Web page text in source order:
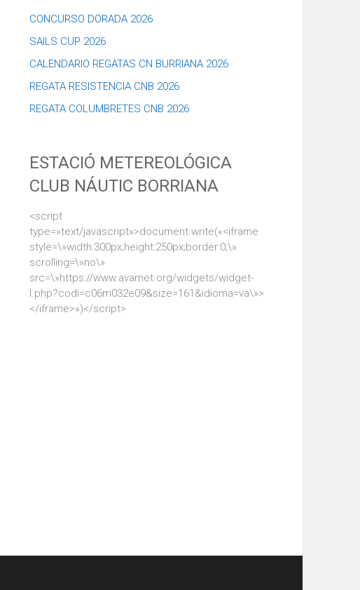
CONCURSO DORADA 2026
SAILS CUP 2026
CALENDARIO REGATAS CN BURRIANA 2026
REGATA RESISTENCIA CNB 2026
REGATA COLUMBRETES CNB 2026
ESTACIÓ METEREOLÓGICA
CLUB NÁUTIC BORRIANA
<script
type=»text/javascript»>document.write(«<iframe
style=\»width:300px;height:250px;border:0;\»
scrolling=\»no\»
src=\»https://www.avamet.org/widgets/widget-
l.php?codi=c06m032e09&size=161&idioma=va\»>
</iframe>»)</script>